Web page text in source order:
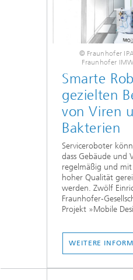
© Fraunhofer
Fraunhofer
Smarte
gezielten
von Viren
Bakterien
Serviceroboter
dass Gebäude und
regelmäßig und
hoher Qualität
werden. Zwölf
Fraunhofer-
Projekt »Mobile
WEITERE